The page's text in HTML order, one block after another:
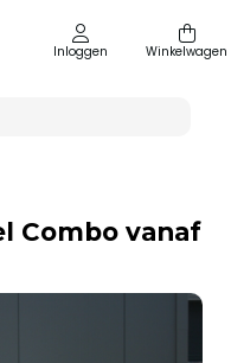
Inloggen Winkelwagen
Combo vanaf